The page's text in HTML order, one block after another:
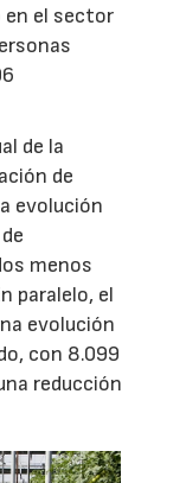
en el sector
de la
de
evolución
menos
paralelo, el
evolución
con 8.099
reducción